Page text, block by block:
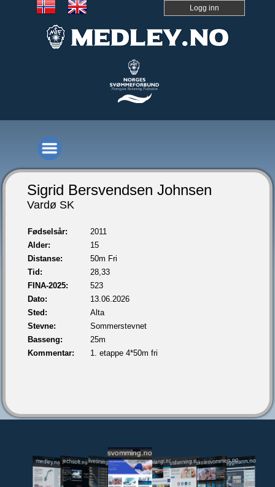
Logg inn
Sigrid Bersvendsen Johnsen
Vardø SK
Fødselsår:
2011
Alder:
15
Distanse:
50m Fri
Tid:
28,33
FINA-2025:
523
Dato:
13.06.2026
Sted:
Alta
Stevne:
Sommerstevnet
Basseng:
25m
Kommentar:
1. etappe 4*50m fri
medley.no jechsoft.nolivetiming.medley.no
svomming.no
svomlangt.noutdanning.svomming.no
skolesvommen.notryggivann.no